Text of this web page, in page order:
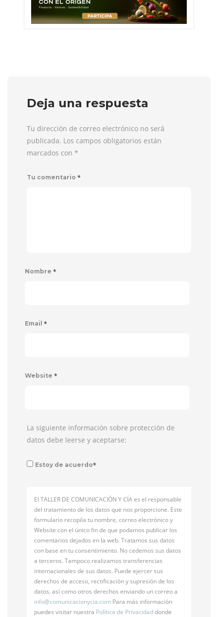
Deja una respuesta
Tu dirección de correo electrónico no será
publicada. Los campos obligatorios están
marcados con *
Tu comentario *
Nombre *
Email *
Website *
La siguiente información sobre protección de
datos debe leerse y aceptarse:
Estoy de acuerdo*
El TALLER DE COMUNICACIÓN Y CÍA es el responsable
del tratamiento de los datos que nos proporcione. Este
formulario recopila tu nombre, correo electrónico y
Website con el único fin de que podamos publicar los
comentarios dejados en la web. Tratamos sus datos
con base en tu consentimiento. No cedemos sus datos
a terceros. Tampoco realizamos transferencias
internacionales de sus datos. Puede ejercer sus
derechos de acceso, rectificación y supresión de los
datos, así como otros derechos enviando un correo a
info@comunicacionycia.com Para más información
puedes visitar nuestra Política de Privacidaddonde